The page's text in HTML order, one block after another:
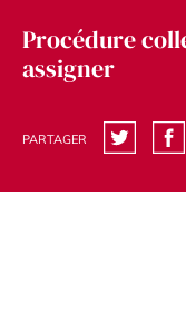
Procédure
assigner
PARTAGER